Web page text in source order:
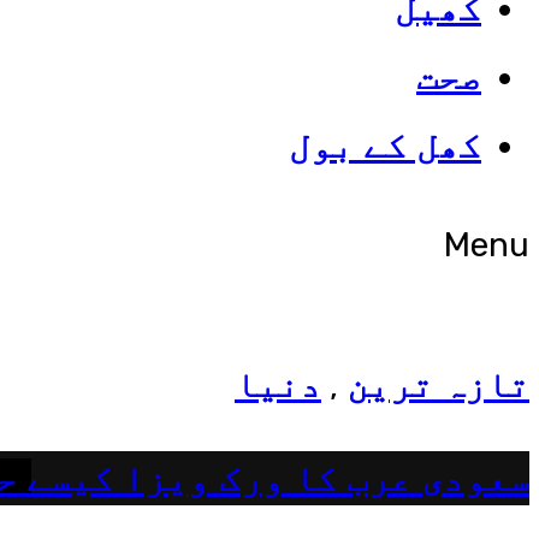
صحت
کھل کے بول
Menu
شوبز
ہانیہ عامر کی بہن ایشا
تازہ ترین , دنیا
سعودی عرب کا ورک ویزا کیسے